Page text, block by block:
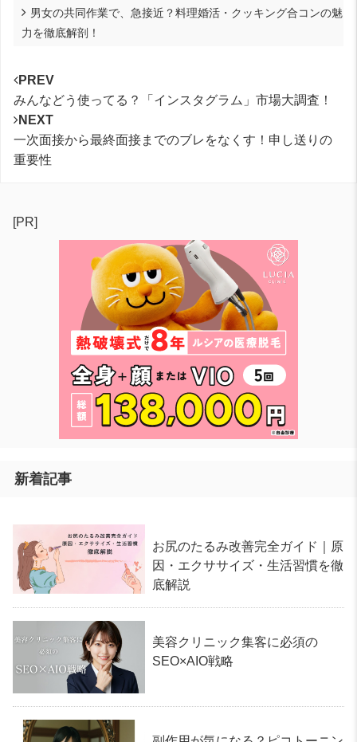
男女の共同作業で、急接近？料理婚活・クッキング合コンの魅
力を徹底解剖！
PREV
みんなどう使ってる？「インスタグラム」市場大調査！
NEXT
一次面接から最終面接までのブレをなくす！申し送りの
重要性
[PR]
新着記事
お尻のたるみ改善完全ガイド｜原
因・エクササイズ・生活習慣を徹
底解説
美容クリニック集客に必須の
SEO×AIO戦略